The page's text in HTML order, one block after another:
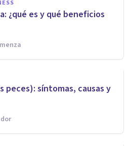
¿qué es y qué beneficios
peces): síntomas, causas y